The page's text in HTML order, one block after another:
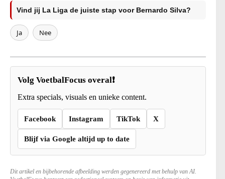
Vind jij La Liga de juiste stap voor Bernardo Silva?
Ja Nee
Volg VoetbalFocus overal❗
Extra specials, visuals en unieke content.
Facebook Instagram TikTok X
Blijf via Google altijd up to date
Dit artikel en bijbehorende afbeelding werden gegenereerd met behulp van AI.